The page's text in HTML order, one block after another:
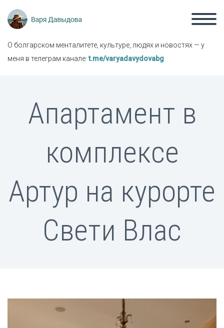
О болгарском менталитете, культуре, людях и новостях — у
меня в телеграм канале:t.me/varyadavydovabg
Апартамент в
комплексе
Артур на курорте
Свети Влас